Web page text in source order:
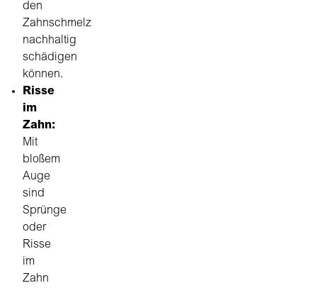
den
Zahnschmelz
nachhaltig
schädigen
können.
Risse
im
Zahn:
Mit
bloßem
Auge
sind
Sprünge
oder
Risse
im
Zahn